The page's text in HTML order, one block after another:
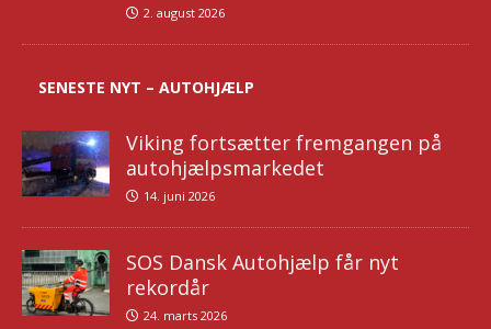
2. august 2026
SENESTE NYT – AUTOHJÆLP
Viking fortsætter fremgangen på
autohjælpsmarkedet
14. juni 2026
SOS Dansk Autohjælp får nyt
rekordår
24. marts 2026